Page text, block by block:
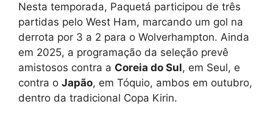
Nesta temporada, Paquetá participou de três
partidas pelo West Ham, marcando um gol na
derrota por 3 a 2 para o Wolverhampton. Ainda
em 2025, a programação da seleção prevê
amistosos contra a Coreia do Sul, em Seul, e
contra o Japão, em Tóquio, ambos em outubro,
dentro da tradicional Copa Kirin.